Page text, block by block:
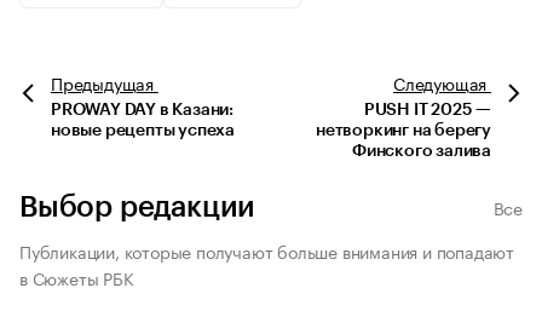
Предыдущая
PROWAY DAY в Казани:
новые рецепты успеха
Следующая
PUSH IT 2025 —
нетворкинг на берегу
Финского залива
Выбор редакции
Все
Публикации, которые получают больше внимания и попадают
в Сюжеты РБК